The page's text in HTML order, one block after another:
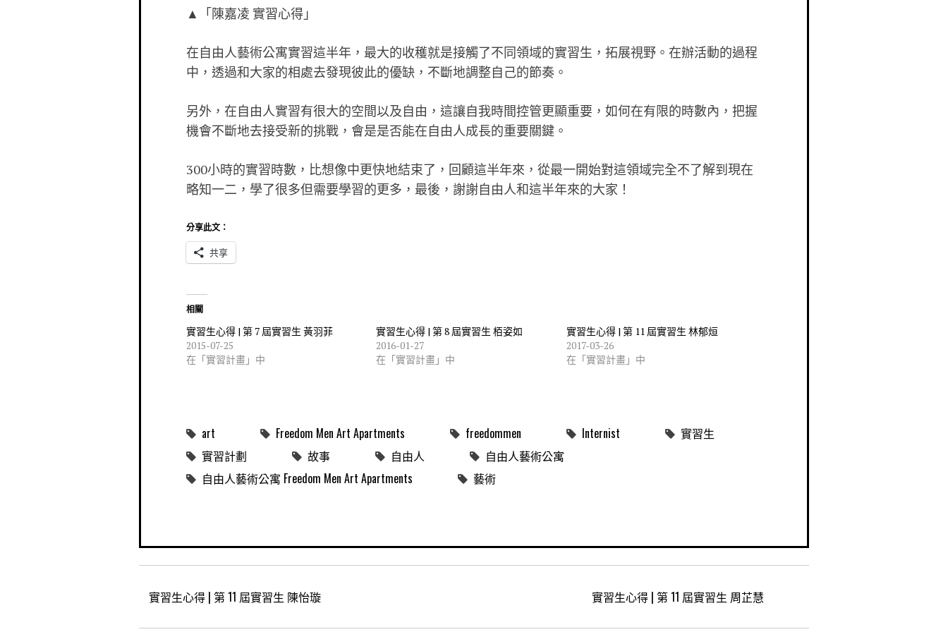
▲「陳嘉凌 實習心得」
在自由人藝術公寓實習這半年，最大的收穫就是接觸了不同領域的實習生，拓展視野。在辦活動的過程
中，透過和大家的相處去發現彼此的優缺，不斷地調整自己的節奏。
另外，在自由人實習有很大的空間以及自由，這讓自我時間控管更顯重要，如何在有限的時數內，把握
機會不斷地去接受新的挑戰，會是是否能在自由人成長的重要關鍵。
300小時的實習時數，比想像中更快地結束了，回顧這半年來，從最一開始對這領域完全不了解到現在
略知一二，學了很多但需要學習的更多，最後，謝謝自由人和這半年來的大家！
分享此文：
共享
相關
實習生心得 | 第 7 屆實習生 黃羽菲
2015-07-25
在「實習計畫」中
實習生心得 | 第 8 屆實習生 栢姿如
2016-01-27
在「實習計畫」中
實習生心得 | 第 11 屆實習生 林郁烜
2017-03-26
在「實習計畫」中
art Freedom Men Art Apartments freedommen Internist
實習生
實習計劃
故事 自由人
自由人藝術公寓
自由人藝術公寓 Freedom Men Art Apartments
藝術
實習生心得 | 第 11 屆實習生 陳怡璇 實習生心得 | 第 11 屆實習生 周芷慧